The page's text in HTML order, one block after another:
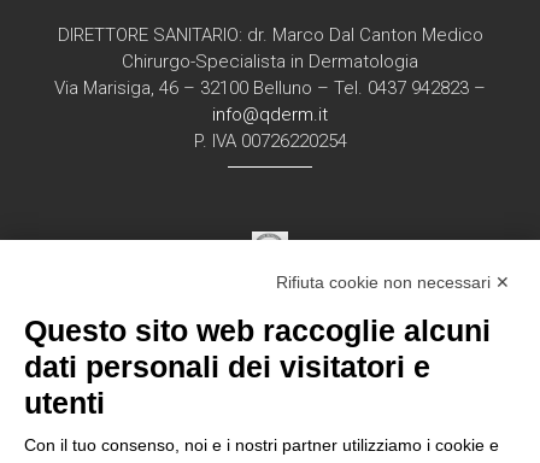
DIRETTORE SANITARIO: dr. Marco Dal Canton Medico
Chirurgo-Specialista in Dermatologia
Via Marisiga, 46 – 32100 Belluno – Tel. 0437 942823 –
info@qderm.it
P. IVA 00726220254
per la erogazione di servizi medici e chirurgici di
diagnosi e cura nell’ambito
della disciplina della Dermatologia in regime
Rifiuta cookie non necessari ✕
Questo sito web raccoglie alcuni
dati personali dei visitatori e
utenti
Con il tuo consenso, noi e i nostri partner utilizziamo i cookie e